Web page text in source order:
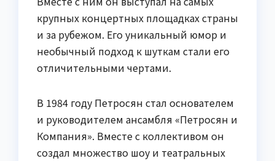
крупных концертных площадках страны
и за рубежом. Его уникальный юмор и
необычный подход к шуткам стали его
отличительными чертами.
В 1984 году Петросян стал основателем
и руководителем ансамбля «Петросян и
Компания». Вместе с коллективом он
создал множество шоу и театральных